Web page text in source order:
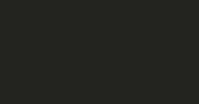
للصدأ